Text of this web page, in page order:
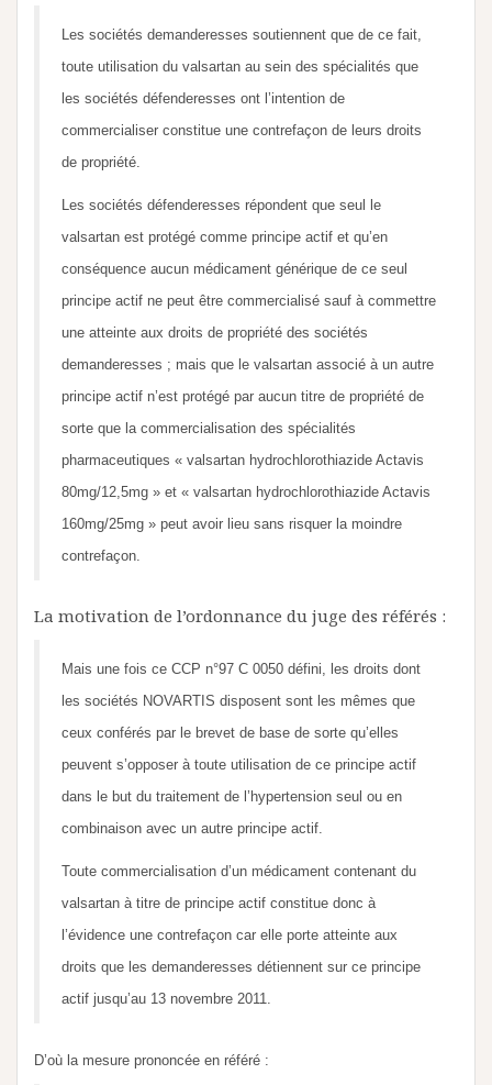
Les sociétés demanderesses soutiennent que de ce fait,
toute utilisation du valsartan au sein des spécialités que
les sociétés défenderesses ont l’intention de
commercialiser constitue une contrefaçon de leurs droits
de propriété.
Les sociétés défenderesses répondent que seul le
valsartan est protégé comme principe actif et qu’en
conséquence aucun médicament générique de ce seul
principe actif ne peut être commercialisé sauf à commettre
une atteinte aux droits de propriété des sociétés
demanderesses ; mais que le valsartan associé à un autre
principe actif n’est protégé par aucun titre de propriété de
sorte que la commercialisation des spécialités
pharmaceutiques « valsartan hydrochlorothiazide Actavis
80mg/12,5mg » et « valsartan hydrochlorothiazide Actavis
160mg/25mg » peut avoir lieu sans risquer la moindre
contrefaçon.
La motivation de l’ordonnance du juge des référés :
Mais une fois ce CCP n°97 C 0050 défini, les droits dont
les sociétés NOVARTIS disposent sont les mêmes que
ceux conférés par le brevet de base de sorte qu’elles
peuvent s’opposer à toute utilisation de ce principe actif
dans le but du traitement de l’hypertension seul ou en
combinaison avec un autre principe actif.
Toute commercialisation d’un médicament contenant du
valsartan à titre de principe actif constitue donc à
l’évidence une contrefaçon car elle porte atteinte aux
droits que les demanderesses détiennent sur ce principe
actif jusqu’au 13 novembre 2011.
D’où la mesure prononcée en référé :